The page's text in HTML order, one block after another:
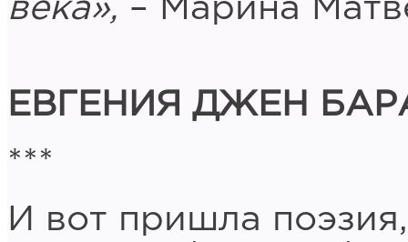
века», – Марина
ЕВГЕНИЯ ДЖЕН
***
И вот пришла